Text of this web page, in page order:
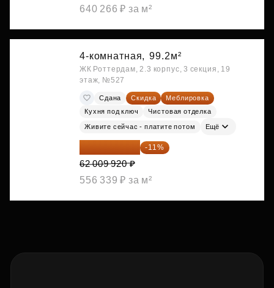
640 266 ₽ за м²
4-комнатная, 99.2м²
ЖК Роттердам, 2.3 корпус, 3 секция, 19
этаж, №527
Сдана Скидка
Меблировка
Кухня под ключ
Чистовая отделка
Живите сейчас - платите потом Ещё
55 188 829 ₽ -11%
62 009 920 ₽
556 339 ₽ за м²